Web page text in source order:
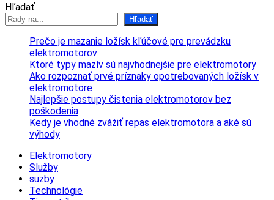
Hľadať
Hľadať
Prečo je mazanie ložísk kľúčové pre prevádzku
elektromotorov
Ktoré typy mazív sú najvhodnejšie pre elektromotory
Ako rozpoznať prvé príznaky opotrebovaných ložísk v
elektromotore
Najlepšie postupy čistenia elektromotorov bez
poškodenia
Kedy je vhodné zvážiť repas elektromotora a aké sú
výhody
Elektromotory
Služby
suzby
Technológie